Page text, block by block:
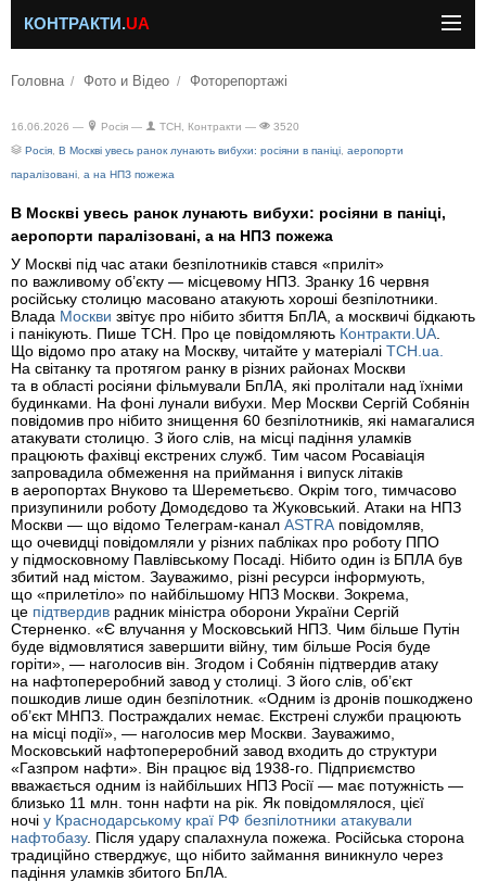
КОНТРАКТИ.UA
Головна Фото и Відео Фоторепортажі
16.06.2026 — Росія — ТСН, Контракти —
3520
Росія В Москві увесь ранок лунають вибухи: росіяни в паніці аеропорти
паралізовані а на НПЗ пожежа
В Москві увесь ранок лунають вибухи: росіяни в паніці,
аеропорти паралізовані, а на НПЗ пожежа
У Москві під час атаки безпілотників стався «приліт»
по важливому об’єкту — місцевому НПЗ. Зранку 16 червня
російську столицю масовано атакують хороші безпілотники.
Влада Москви звітує про нібито збиття БпЛА, а москвичі бідкають
і панікують. Пише ТСН. Про це повідомляють Контракти.UA
Що відомо про атаку на Москву, читайте у матеріалі ТСН.ua.
На світанку та протягом ранку в різних районах Москви
та в області росіяни фільмували БпЛА, які пролітали над їхніми
будинками. На фоні лунали вибухи. Мер Москви Сергій Собянін
повідомив про нібито знищення 60 безпілотників, які намагалися
атакувати столицю. З його слів, на місці падіння уламків
працюють фахівці екстрених служб. Тим часом Росавіація
запровадила обмеження на приймання і випуск літаків
в аеропортах Внуково та Шереметьєво. Окрім того, тимчасово
призупинили роботу Домодєдово та Жуковський. Атаки на НПЗ
Москви — що відомо Телеграм-канал ASTRA повідомляв,
що очевидці повідомляли у різних пабліках про роботу ППО
у підмосковному Павлівському Посаді. Нібито один із БПЛА був
збитий над містом. Зауважимо, різні ресурси інформують,
що «прилетіло» по найбільшому НПЗ Москви. Зокрема,
це підтвердив радник міністра оборони України Сергій
Стерненко. «Є влучання у Московський НПЗ. Чим більше Путін
буде відмовлятися завершити війну, тим більше Росія буде
горіти», — наголосив він. Згодом і Собянін підтвердив атаку
на нафтопереробний завод у столиці. З його слів, об’єкт
пошкодив лише один безпілотник. «Одним із дронів пошкоджено
об’єкт МНПЗ. Постраждалих немає. Екстрені служби працюють
на місці події», — наголосив мер Москви. Зауважимо,
Московський нафтопереробний завод входить до структури
«Газпром нафти». Він працює від 1938-го. Підприємство
вважається одним із найбільших НПЗ Росії — має потужність —
близько 11 млн. тонн нафти на рік. Як повідомлялося, цієї
ночі у Краснодарському краї РФ безпілотники атакували
нафтобазу. Після удару спалахнула пожежа. Російська сторона
традиційно стверджує, що нібито займання виникнуло через
падіння уламків збитого БпЛА.